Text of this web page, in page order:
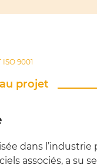
9001
projet
dans
associés, a su